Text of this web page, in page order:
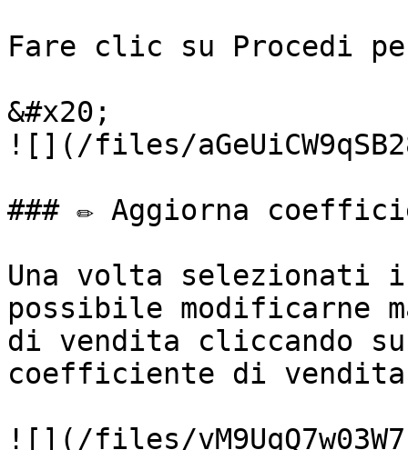
Fare clic su Procedi
&#x20;
![](/files/
### ✏️ Aggiorna
Una volta selezionati
possibile modificarne
di vendita cliccando
coefficiente di
![](/files/